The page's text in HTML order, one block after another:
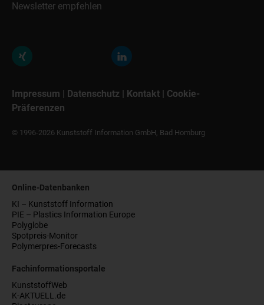
Newsletter empfehlen
Impressum | Datenschutz | Kontakt | Cookie-
Präferenzen
© 1996-2026 Kunststoff Information GmbH, Bad Homburg
Online-Datenbanken
KI – Kunststoff Information
PIE – Plastics Information Europe
Polyglobe
Spotpreis-Monitor
Polymerpres-Forecasts
Fachinformationsportale
KunststoffWeb
K-AKTUELL.de